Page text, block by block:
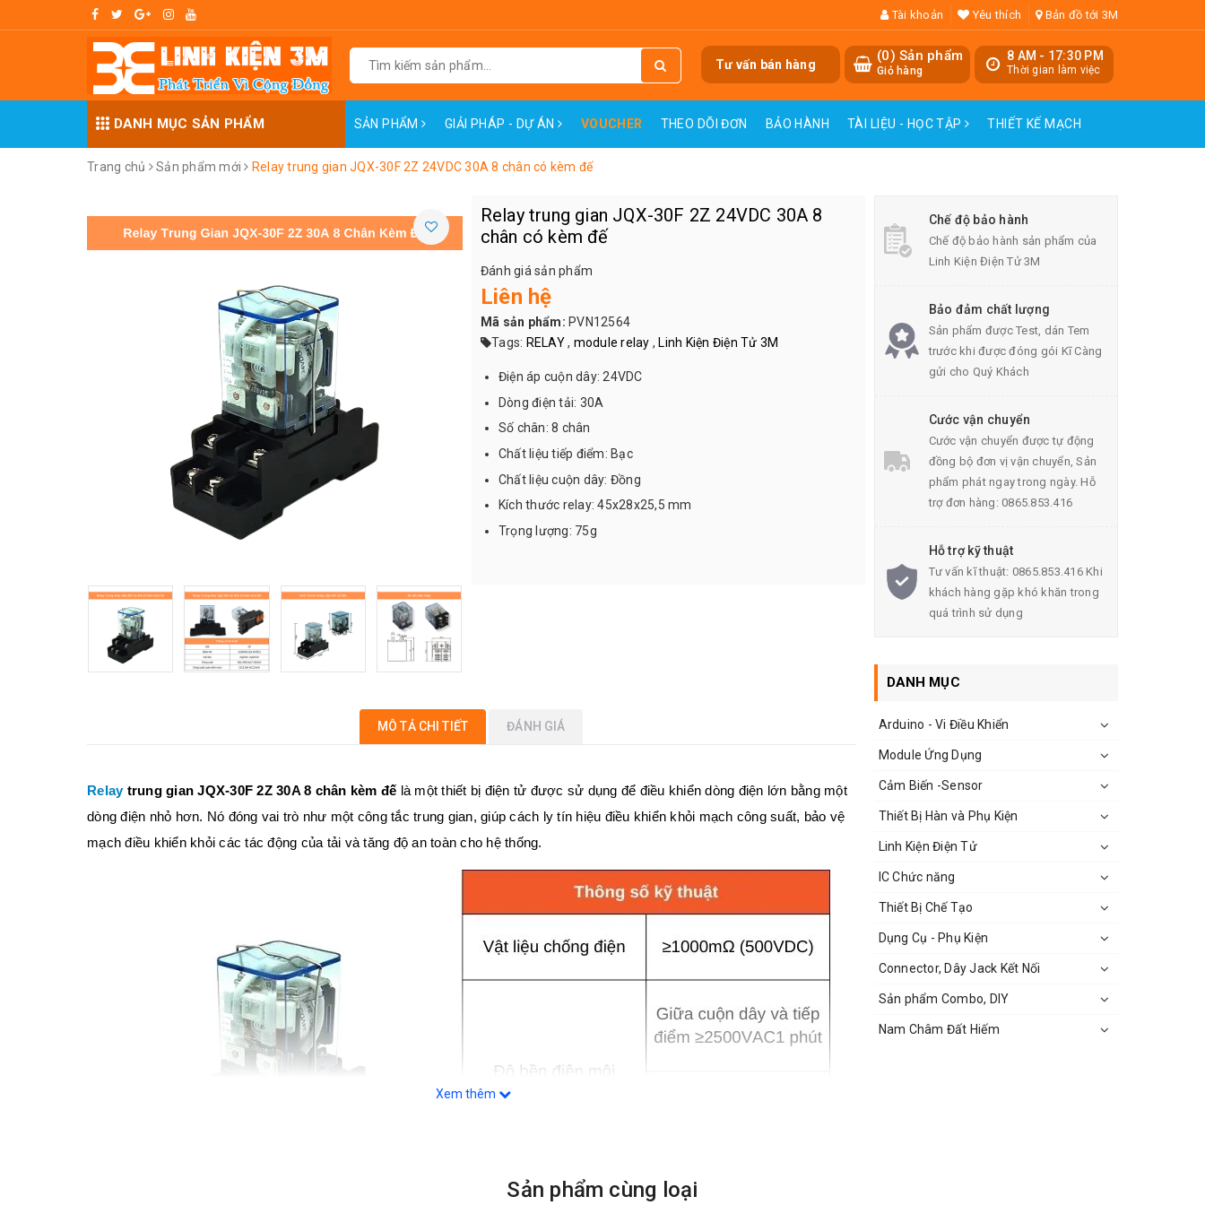
Tài khoản Yêu thích Bản đồ tới 3M
8 AM - 17:30 PM
Thời gian làm việc
(0) Sản phẩm
Giỏ hàng
Tư vấn bán hàng
DANH MỤC SẢN PHẨM SẢN PHẨM GIẢI PHÁP - DỰ ÁN VOUCHER THEO DÕI ĐƠN BẢO HÀNH TÀI LIỆU - HỌC TẬP THIẾT KẾ MẠCH
Trang chủ Sản phẩm mới Relay trung gian JQX-30F 2Z 24VDC 30A 8 chân có kèm đế
Relay trung gian JQX-30F 2Z 24VDC 30A 8
chân có kèm đế
Đánh giá sản phẩm
Liên hệ
Mã sản phẩm: PVN12564
Tags: RELAY , module relay , Linh Kiện Điện Tử 3M
Điện áp cuộn dây: 24VDC
Dòng điện tải: 30A
Số chân: 8 chân
Chất liệu tiếp điểm: Bạc
Chất liệu cuộn dây: Đồng
Kích thước relay: 45x28x25,5 mm
Trọng lượng: 75g
MÔ TẢ CHI TIẾT ĐÁNH GIÁ
Relaytrung gian JQX-30F 2Z 30A 8 chân kèm đế là một thiết bị điện tử được sử dụng để điều khiển dòng điện lớn bằng một
dòng điện nhỏ hơn. Nó đóng vai trò như một công tắc trung gian, giúp cách ly tín hiệu điều khiển khỏi mạch công suất, bảo vệ
mạch điều khiển khỏi các tác động của tải và tăng độ an toàn cho hệ thống.
Xem thêm
Chế độ bảo hành
Chế độ bảo hành sản phẩm của
Linh Kiện Điện Tử 3M
Bảo đảm chất lượng
Sản phẩm được Test, dán Tem
trước khi được đóng gói Kĩ Càng
gửi cho Quý Khách
Cước vận chuyển
Cước vận chuyển được tự động
đồng bộ đơn vị vận chuyển, Sản
phẩm phát ngay trong ngày. Hỗ
trợ đơn hàng: 0865.853.416
Hỗ trợ kỹ thuật
Tư vấn kĩ thuật: 0865.853.416 Khi
khách hàng gặp khó khăn trong
quá trình sử dụng
DANH MỤC
Arduino - Vi Điều Khiển
Module Ứng Dụng
Cảm Biến -Sensor
Thiết Bị Hàn và Phụ Kiện
Linh Kiện Điện Tử
IC Chức năng
Thiết Bị Chế Tạo
Dụng Cụ - Phụ Kiện
Connector, Dây Jack Kết Nối
Sản phẩm Combo, DIY
Nam Châm Đất Hiếm
Sản phẩm cùng loại